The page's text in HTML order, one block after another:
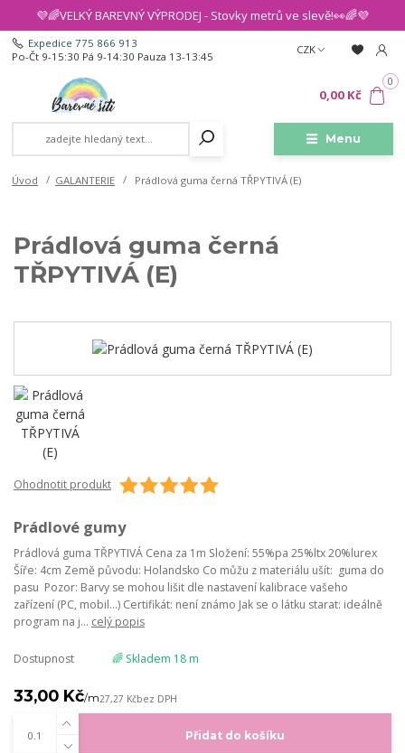
💜🌈VELKÝ BAREVNÝ VÝPRODEJ - Stovky metrů ve slevě!👀🌈💜
Menu
CZK
Expedice 775 866 913
Po-Čt 9-15:30 Pá 9-14:30 Pauza 13-13:45
0
0,00 Kč
Úvod GALANTERIE Prádlová guma černá TŘPYTIVÁ (E)
Prádlová guma černá
TŘPYTIVÁ (E)
Ohodnotit produkt
Prádlové gumy
Prádlová guma TŘPYTIVÁ Cena za 1m Složení: 55%pa 25%ltx 20%lurex
Šíře: 4cm Země původu: Holandsko Co můžu z materiálu ušít: guma do
pasu Pozor: Barvy se mohou lišit dle nastavení kalibrace vašeho
zařízení (PC, mobil...) Certifikát: není známo Jak se o látku starat: ideálně
program na j... celý popis
Dostupnost 🌈 Skladem 18 m
33,00 Kč/m27,27 Kčbez DPH
Přidat do košíku